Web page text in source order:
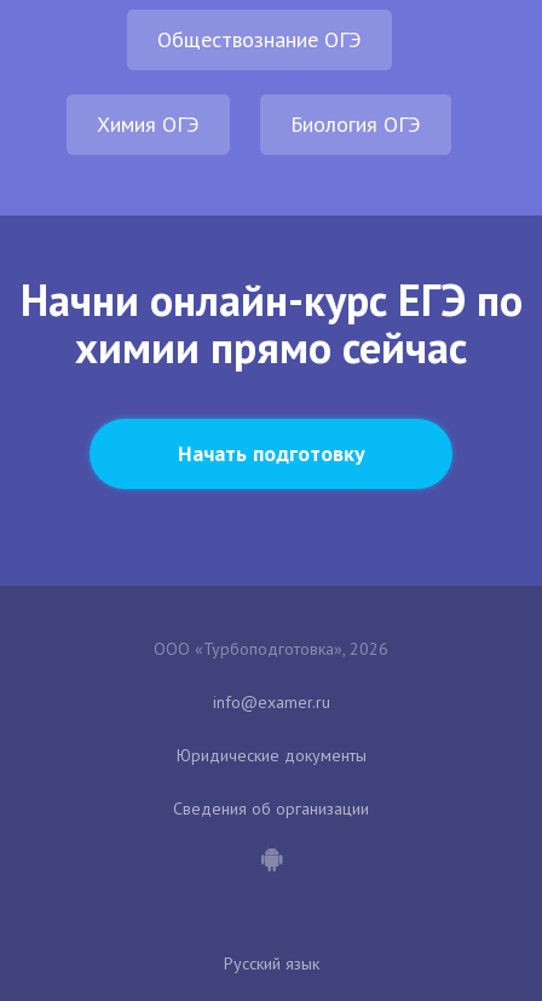
Обществознание ОГЭ
Химия ОГЭ Биология ОГЭ
Начни онлайн-курс ЕГЭ по
химии прямо сейчас
Начать подготовку
ООО «Турбоподготовка», 2026
Юридические документы
Сведения об организации
Русский язык